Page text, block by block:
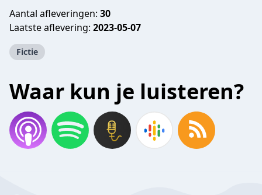
Aantal afleveringen: 30
Laatste aflevering: 2023-05-07
Fictie
Waar kun je luisteren?